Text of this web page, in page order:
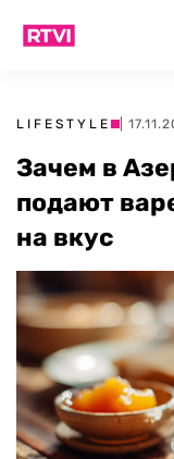
LIFESTYLE |
Зачем в
подают
на вкус